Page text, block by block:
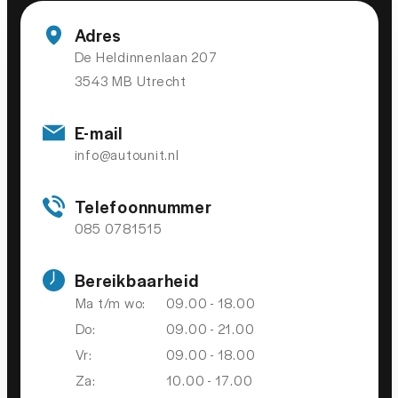
Airbag passagier
Alarmsysteem
Anti Blokkeer Systeem
Bandenspanningscontrolesysteem
Elektronisch Stabiliteits Programma
OVERIGE
Apple Carplay/Android Auto
Adres
De Heldinnenlaan 207
3543 MB Utrecht
E-mail
info@autounit.nl
Telefoonnummer
085 0781515
Bereikbaarheid
Ma t/m wo:
09.00 - 18.00
Do:
09.00 - 21.00
Vr:
09.00 - 18.00
Za:
10.00 - 17.00